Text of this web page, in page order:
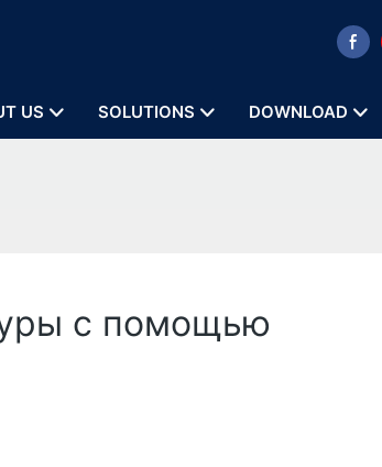
US SOLUTIONS DOWNLOAD
с помощью